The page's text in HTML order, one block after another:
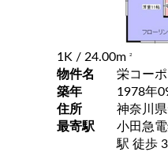
1K / 24.00m 2
物件名
栄コーポ
築年
1978年
住所
神奈川
最寄駅
小田急
駅